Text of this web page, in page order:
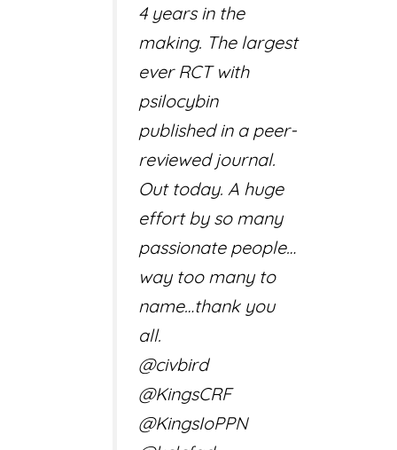
4 years in the
making. The largest
ever RCT with
psilocybin
published in a peer-
reviewed journal.
Out today. A huge
effort by so many
passionate people…
way too many to
name…thank you
all.
@civbird
@KingsCRF
@KingsIoPPN